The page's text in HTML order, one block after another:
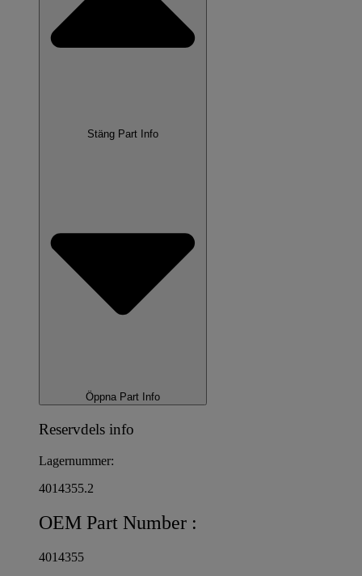
Stäng Part Info
Öppna Part Info
Reservdels info
Lagernummer:
4014355.2
OEM Part Number :
4014355